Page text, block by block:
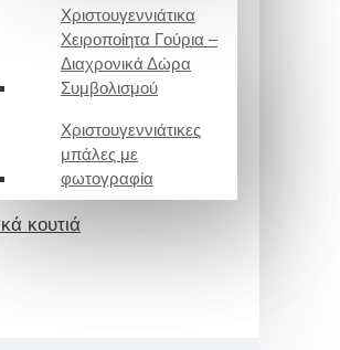
Χριστουγεννιάτικα
Χειροποίητα Γούρια –
Διαχρονικά Δώρα
Συμβολισμού
Χριστουγεννιάτικες
μπάλες με
φωτογραφία
κουτιά